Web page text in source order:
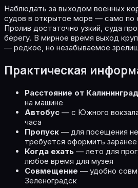
Наблюдать за выходом военных
судов в открытое море — само по
Пролив достаточно узкий, суда
берегу. В мирное время выход
— редкое, но незабываемое
Практическая
Расстояние от
на машине
Автобус — с Южного
часа
Пропуск — для посещения
требуется оформить заранее
Когда ехать — лето для
любое время для музея
Совмещение — удобно
Зеленоградск